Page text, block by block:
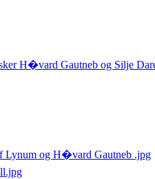
H�vard Gautneb og Silje
Lynum og H�vard Gautneb .jpg